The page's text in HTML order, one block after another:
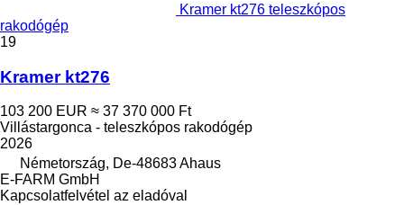
Kramer kt276 teleszkópos
rakodógép
19
Kramer kt276
103 200 EUR ≈ 37 370 000 Ft
Villástargonca - teleszkópos rakodógép
2026
Németország, De-48683 Ahaus
E-FARM GmbH
Kapcsolatfelvétel az eladóval